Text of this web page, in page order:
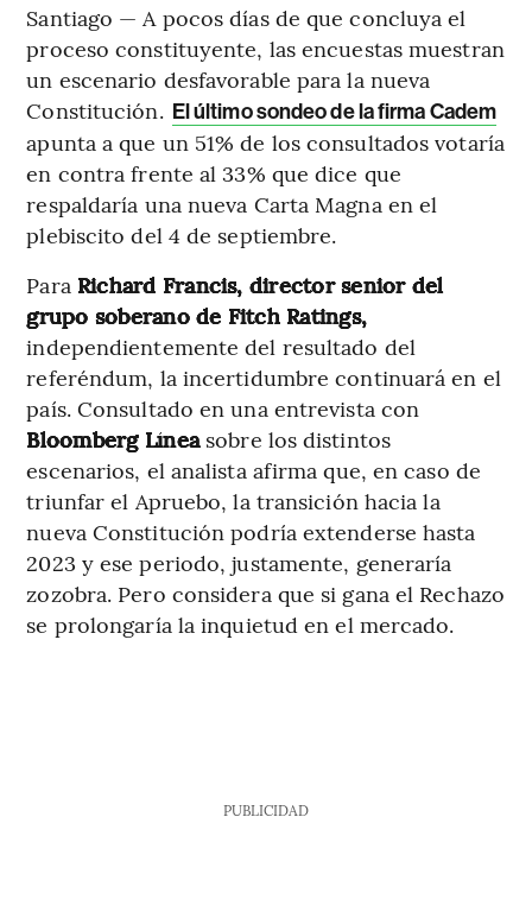
Santiago — A pocos días de que concluya el
proceso constituyente, las encuestas muestran
un escenario desfavorable para la nueva
Constitución. El último sondeo de la firma Cadem
apunta a que un 51% de los consultados votaría
en contra frente al 33% que dice que
respaldaría una nueva Carta Magna en el
plebiscito del 4 de septiembre.
Para Richard Francis, director senior del
grupo soberano de Fitch Ratings,
independientemente del resultado del
referéndum, la incertidumbre continuará en el
país. Consultado en una entrevista con
Bloomberg Líneasobre los distintos
escenarios, el analista afirma que, en caso de
triunfar el Apruebo, la transición hacia la
nueva Constitución podría extenderse hasta
2023 y ese periodo, justamente, generaría
zozobra. Pero considera que si gana el Rechazo
se prolongaría la inquietud en el mercado.
PUBLICIDAD